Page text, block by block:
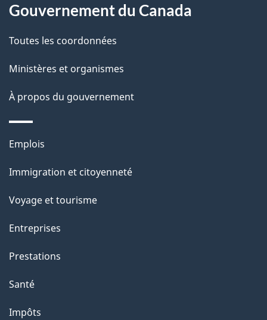
i
l
s
d
e
l
a
p
a
g
e
propos
de
ce
site
Gouvernement du Canada
Toutes les coordonnées
Ministères et organismes
À propos du gouvernement
Thèmes
sujets
Emplois
Immigration et citoyenneté
Voyage et tourisme
Entreprises
Prestations
Santé
Impôts